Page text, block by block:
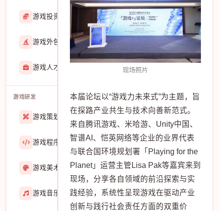
游戏投资交易
游戏外包 22912
游戏人才招聘
游戏研发
游戏策划
游戏程序 36423
游戏美术 3601
游戏音乐
现场照片
本届论坛以“游戏力未来式”为主题，旨
在探路产业共生与技术向善新范式。
来自腾讯游戏、米哈游、Unity中国、
智谱AI、恺英网络等企业的业界代表
与联合国环境规划署「Playing for the
Planet」运营主管Lisa Pak等嘉宾来到
现场，分享各自领域的前沿探索与实
践经验，系统性呈现游戏在驱动产业
创新与践行社会责任方面的双重价